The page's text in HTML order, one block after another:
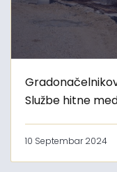
Službe hitne
10 Septembar 2024